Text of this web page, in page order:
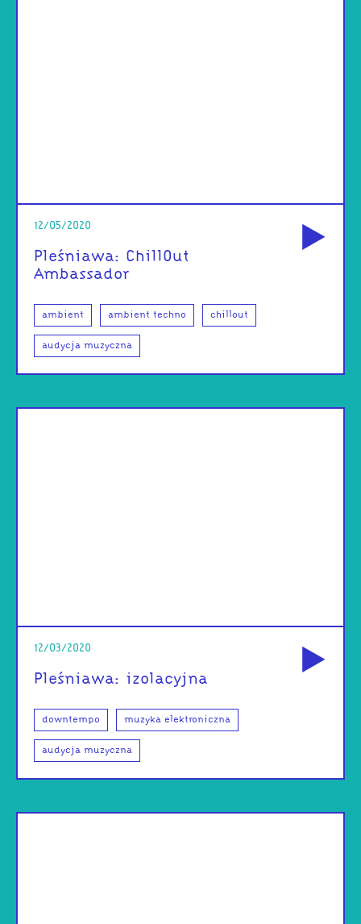
12/05/2020
Pleśniawa: ChillOut
Ambassador
ambient ambient techno chillout
audycja muzyczna
12/03/2020
Pleśniawa: izolacyjna
downtempo muzyka elektroniczna
audycja muzyczna